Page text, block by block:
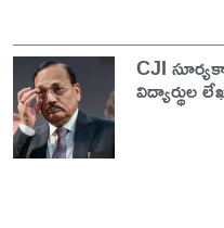
CJI
విద్యార్థుల